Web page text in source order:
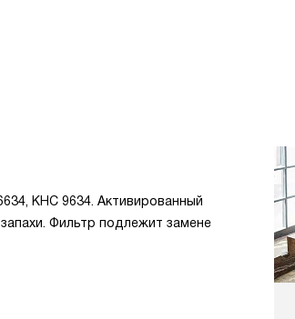
KHC 9634. Активированный
Фильтр подлежит замене